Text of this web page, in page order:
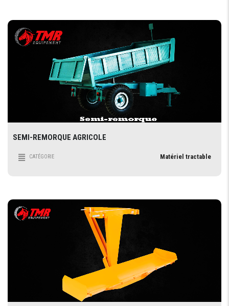
SEMI-REMORQUE AGRICOLE
CATÉGORIE Matériel tractable